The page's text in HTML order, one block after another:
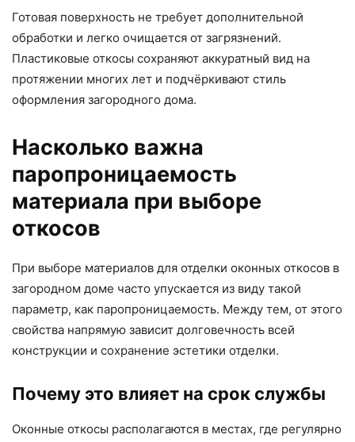
Готовая поверхность не требует дополнительной
обработки и легко очищается от загрязнений.
Пластиковые откосы сохраняют аккуратный вид на
протяжении многих лет и подчёркивают стиль
оформления загородного дома.
Насколько важна
паропроницаемость
материала при выборе
откосов
При выборе материалов для отделки оконных откосов в
загородном доме часто упускается из виду такой
параметр, как паропроницаемость. Между тем, от этого
свойства напрямую зависит долговечность всей
конструкции и сохранение эстетики отделки.
Почему это влияет на срок службы
Оконные откосы располагаются в местах, где регулярно